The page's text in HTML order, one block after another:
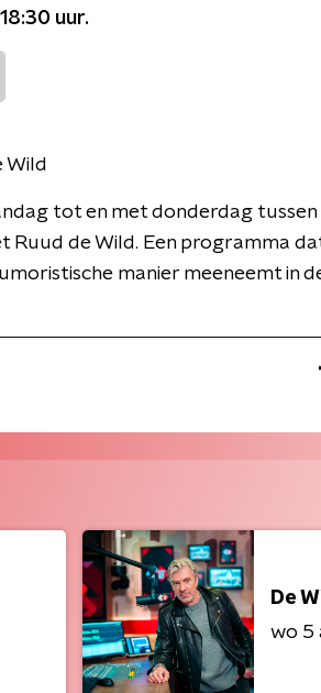
18:30 uur.
Wild
tot en met donderdag tussen
Ruud de Wild. Een programma
manier meeneemt in
De
wo 5